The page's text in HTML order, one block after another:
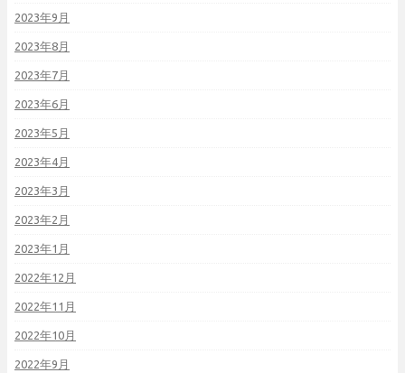
2023年9月
2023年8月
2023年7月
2023年6月
2023年5月
2023年4月
2023年3月
2023年2月
2023年1月
2022年12月
2022年11月
2022年10月
2022年9月